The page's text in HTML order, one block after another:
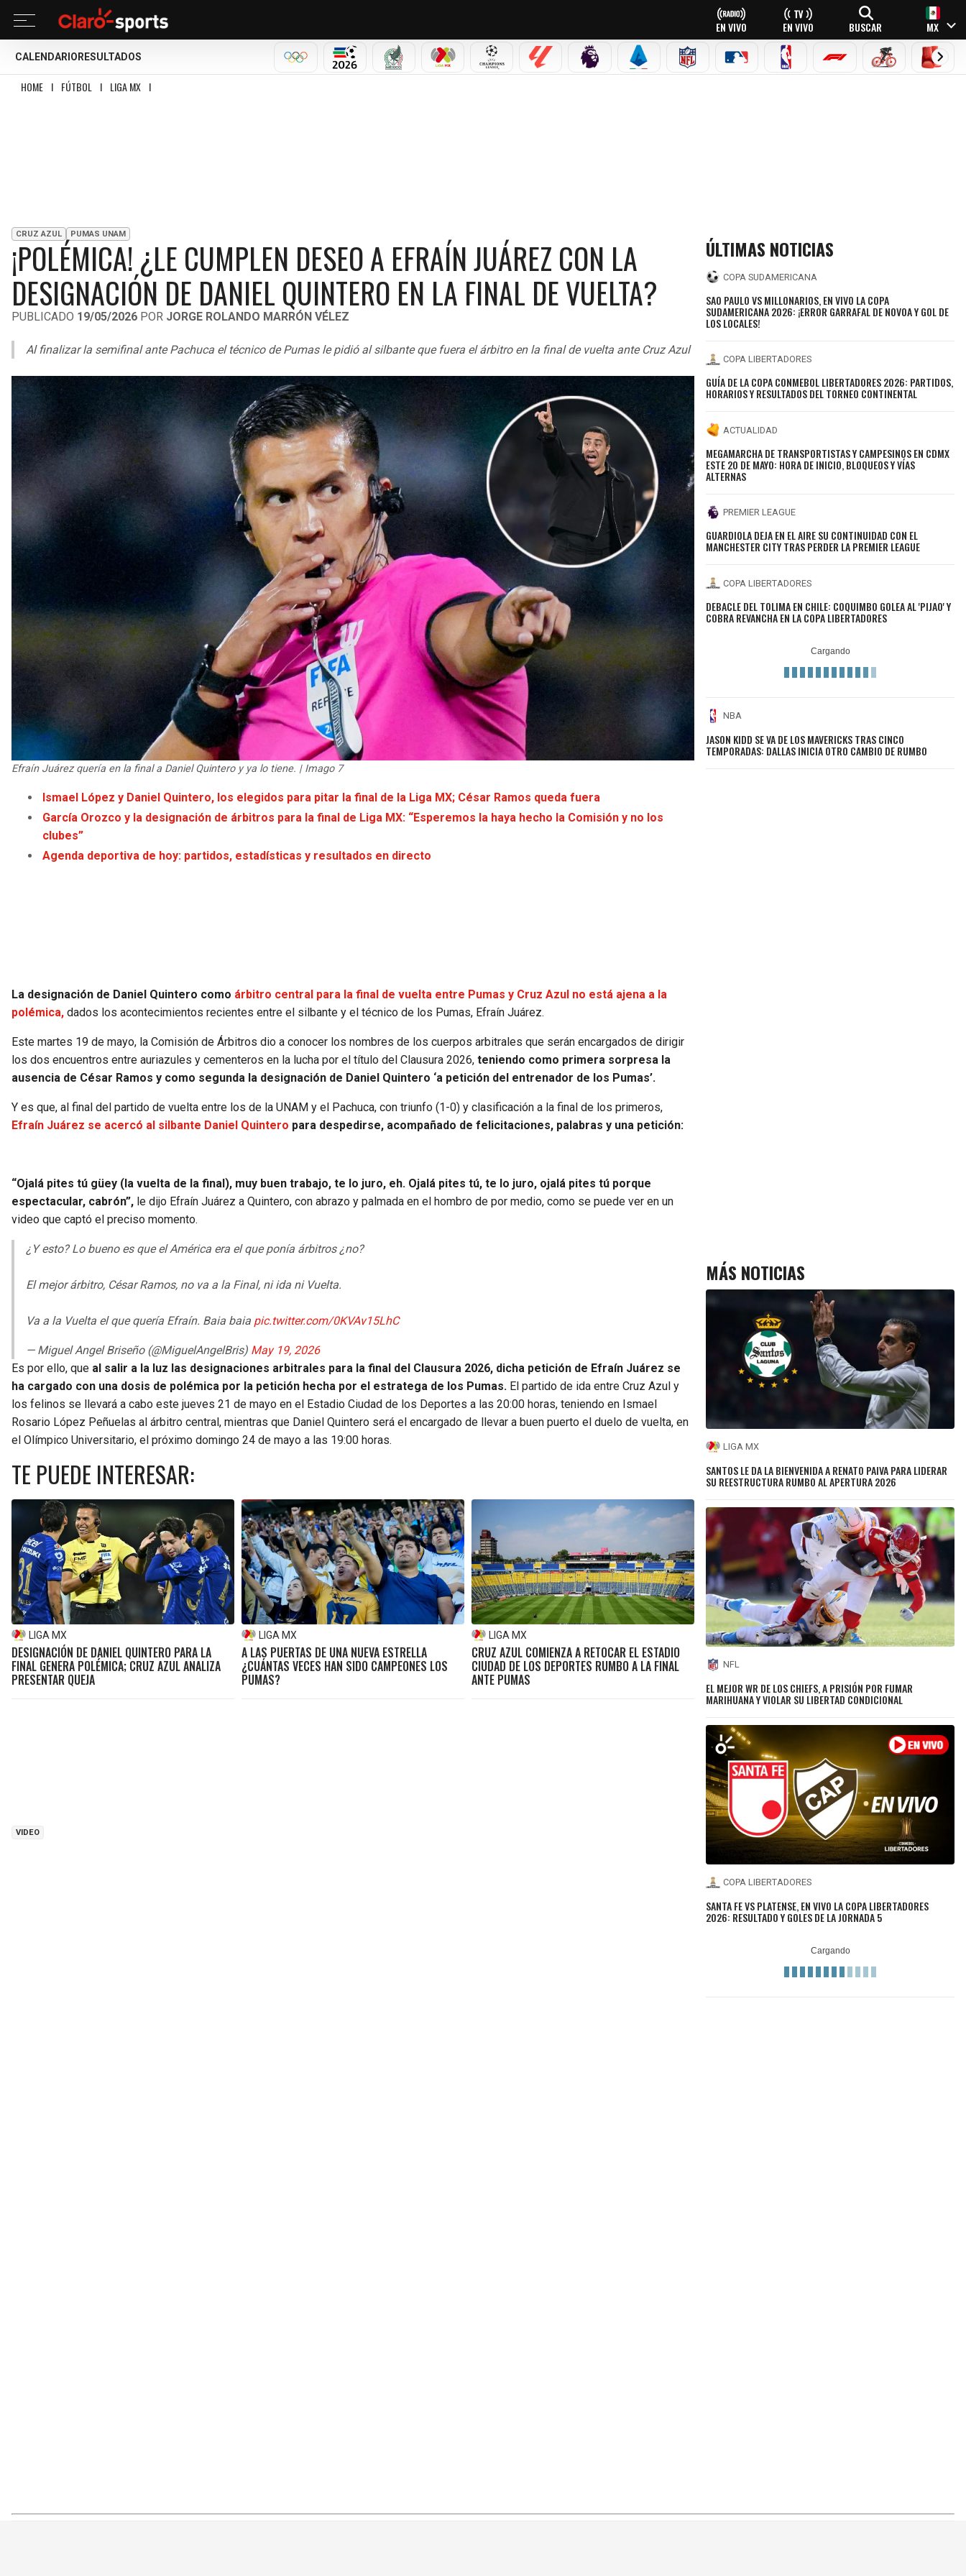
EN VIVO EN VIVO BUSCAR MX
CALENDARIO RESULTADOS
OLÍMPICOSMUNDIAL 2026SELECCIÓN MEXICANA
LIGA MX CHAMPIONS LEAGUE
LALIGA PREMIER LEAGUE
SERIE A NFL MLB NBA FÓRMULA 1CICLISMOBOXEO
HOME I FÚTBOL I LIGA MX I
CRUZ AZUL PUMAS UNAM
¡POLÉMICA! ¿LE CUMPLEN DESEO A EFRAÍN JUÁREZ CON LA
DESIGNACIÓN DE DANIEL QUINTERO EN LA FINAL DE VUELTA?
PUBLICADO 19/05/2026 POR JORGE ROLANDO MARRÓN VÉLEZ
Al finalizar la semifinal ante Pachuca el técnico de Pumas le pidió al silbante que fuera el árbitro en la final de vuelta ante Cruz Azul
Efraín Juárez quería en la final a Daniel Quintero y ya lo tiene. | Imago 7
Ismael López y Daniel Quintero, los elegidos para pitar la final de la Liga MX; César Ramos queda fuera
García Orozco y la designación de árbitros para la final de Liga MX: “Esperemos la haya hecho la Comisión y no los
clubes”
Agenda deportiva de hoy: partidos, estadísticas y resultados en directo
La designación de Daniel Quintero como árbitro central para la final de vuelta entre Pumas y Cruz Azul no está ajena a la
polémica, dados los acontecimientos recientes entre el silbante y el técnico de los Pumas, Efraín Juárez.
Este martes 19 de mayo, la Comisión de Árbitros dio a conocer los nombres de los cuerpos arbitrales que serán encargados de dirigir
los dos encuentros entre auriazules y cementeros en la lucha por el título del Clausura 2026, teniendo como primera sorpresa la
ausencia de César Ramos y como segunda la designación de Daniel Quintero ‘a petición del entrenador de los Pumas’.
Y es que, al final del partido de vuelta entre los de la UNAM y el Pachuca, con triunfo (1-0) y clasificación a la final de los primeros,
Efraín Juárez se acercó al silbante Daniel Quintero para despedirse, acompañado de felicitaciones, palabras y una petición:
“Ojalá pites tú güey (la vuelta de la final), muy buen trabajo, te lo juro, eh. Ojalá pites tú, te lo juro, ojalá pites tú porque
espectacular, cabrón”, le dijo Efraín Juárez a Quintero, con abrazo y palmada en el hombro de por medio, como se puede ver en un
video que captó el preciso momento.
¿Y esto? Lo bueno es que el América era el que ponía árbitros ¿no?
El mejor árbitro, César Ramos, no va a la Final, ni ida ni Vuelta.
Va a la Vuelta el que quería Efraín. Baia baia pic.twitter.com/0KVAv15LhC
— Miguel Angel Briseño (@MiguelAngelBris) May 19, 2026
Es por ello, que al salir a la luz las designaciones arbitrales para la final del Clausura 2026, dicha petición de Efraín Juárez se
ha cargado con una dosis de polémica por la petición hecha por el estratega de los Pumas. El partido de ida entre Cruz Azul y
los felinos se llevará a cabo este jueves 21 de mayo en el Estadio Ciudad de los Deportes a las 20:00 horas, teniendo en Ismael
Rosario López Peñuelas al árbitro central, mientras que Daniel Quintero será el encargado de llevar a buen puerto el duelo de vuelta, en
el Olímpico Universitario, el próximo domingo 24 de mayo a las 19:00 horas.
TE PUEDE INTERESAR:
LIGA MX
DESIGNACIÓN DE DANIEL QUINTERO PARA LA
FINAL GENERA POLÉMICA; CRUZ AZUL ANALIZA
PRESENTAR QUEJA
LIGA MX
A LAS PUERTAS DE UNA NUEVA ESTRELLA
¿CUÁNTAS VECES HAN SIDO CAMPEONES LOS
PUMAS?
LIGA MX
CRUZ AZUL COMIENZA A RETOCAR EL ESTADIO
CIUDAD DE LOS DEPORTES RUMBO A LA FINAL
ANTE PUMAS
VIDEO
ÚLTIMAS NOTICIAS
COPA SUDAMERICANA
SAO PAULO VS MILLONARIOS, EN VIVO LA COPA
SUDAMERICANA 2026: ¡ERROR GARRAFAL DE NOVOA Y GOL DE
LOS LOCALES!
COPA LIBERTADORES
GUÍA DE LA COPA CONMEBOL LIBERTADORES 2026: PARTIDOS,
HORARIOS Y RESULTADOS DEL TORNEO CONTINENTAL
ACTUALIDAD
MEGAMARCHA DE TRANSPORTISTAS Y CAMPESINOS EN CDMX
ESTE 20 DE MAYO: HORA DE INICIO, BLOQUEOS Y VÍAS
ALTERNAS
PREMIER LEAGUE
GUARDIOLA DEJA EN EL AIRE SU CONTINUIDAD CON EL
MANCHESTER CITY TRAS PERDER LA PREMIER LEAGUE
COPA LIBERTADORES
DEBACLE DEL TOLIMA EN CHILE: COQUIMBO GOLEA AL 'PIJAO' Y
COBRA REVANCHA EN LA COPA LIBERTADORES
NBA
JASON KIDD SE VA DE LOS MAVERICKS TRAS CINCO
TEMPORADAS: DALLAS INICIA OTRO CAMBIO DE RUMBO
MÁS NOTICIAS
LIGA MX
SANTOS LE DA LA BIENVENIDA A RENATO PAIVA PARA LIDERAR
SU REESTRUCTURA RUMBO AL APERTURA 2026
NFL
EL MEJOR WR DE LOS CHIEFS, A PRISIÓN POR FUMAR
MARIHUANA Y VIOLAR SU LIBERTAD CONDICIONAL
COPA LIBERTADORES
SANTA FE VS PLATENSE, EN VIVO LA COPA LIBERTADORES
2026: RESULTADO Y GOLES DE LA JORNADA 5